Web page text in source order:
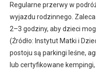
Regularne przerwy w
wyjazdu rodzinnego.
2–3 godziny, aby dzieci
(Źródło: Instytut Matki i
postoju są parkingi leśne,
lub certyfikowane